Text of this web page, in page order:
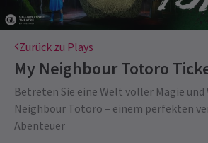
Zurück zu Plays
My Neighbour Totoro
Betreten Sie eine Welt voller Magie und
Neighbour Totoro – einem perfekten
Abenteuer